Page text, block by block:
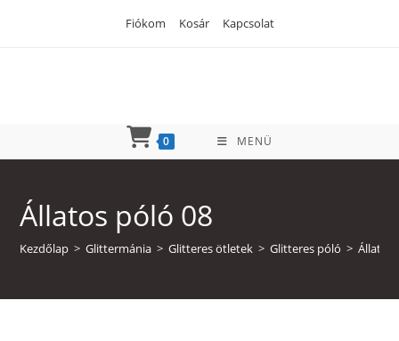
Fiókom Kosár Kapcsolat
0 MENÜ
Állatos póló 08
Kezdőlap > Glittermánia > Glitteres ötletek > Glitteres póló > Állatos